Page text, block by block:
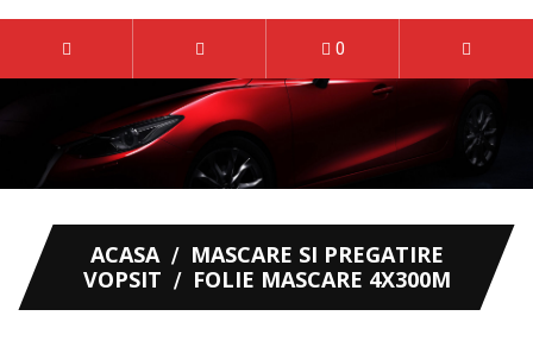
0
ACASA
MASCARE SI PREGATIRE
VOPSIT
FOLIE MASCARE 4X300M